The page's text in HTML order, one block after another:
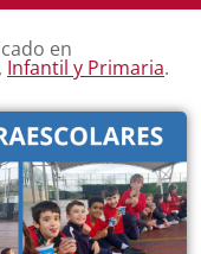
en
, Infantil y Primaria.